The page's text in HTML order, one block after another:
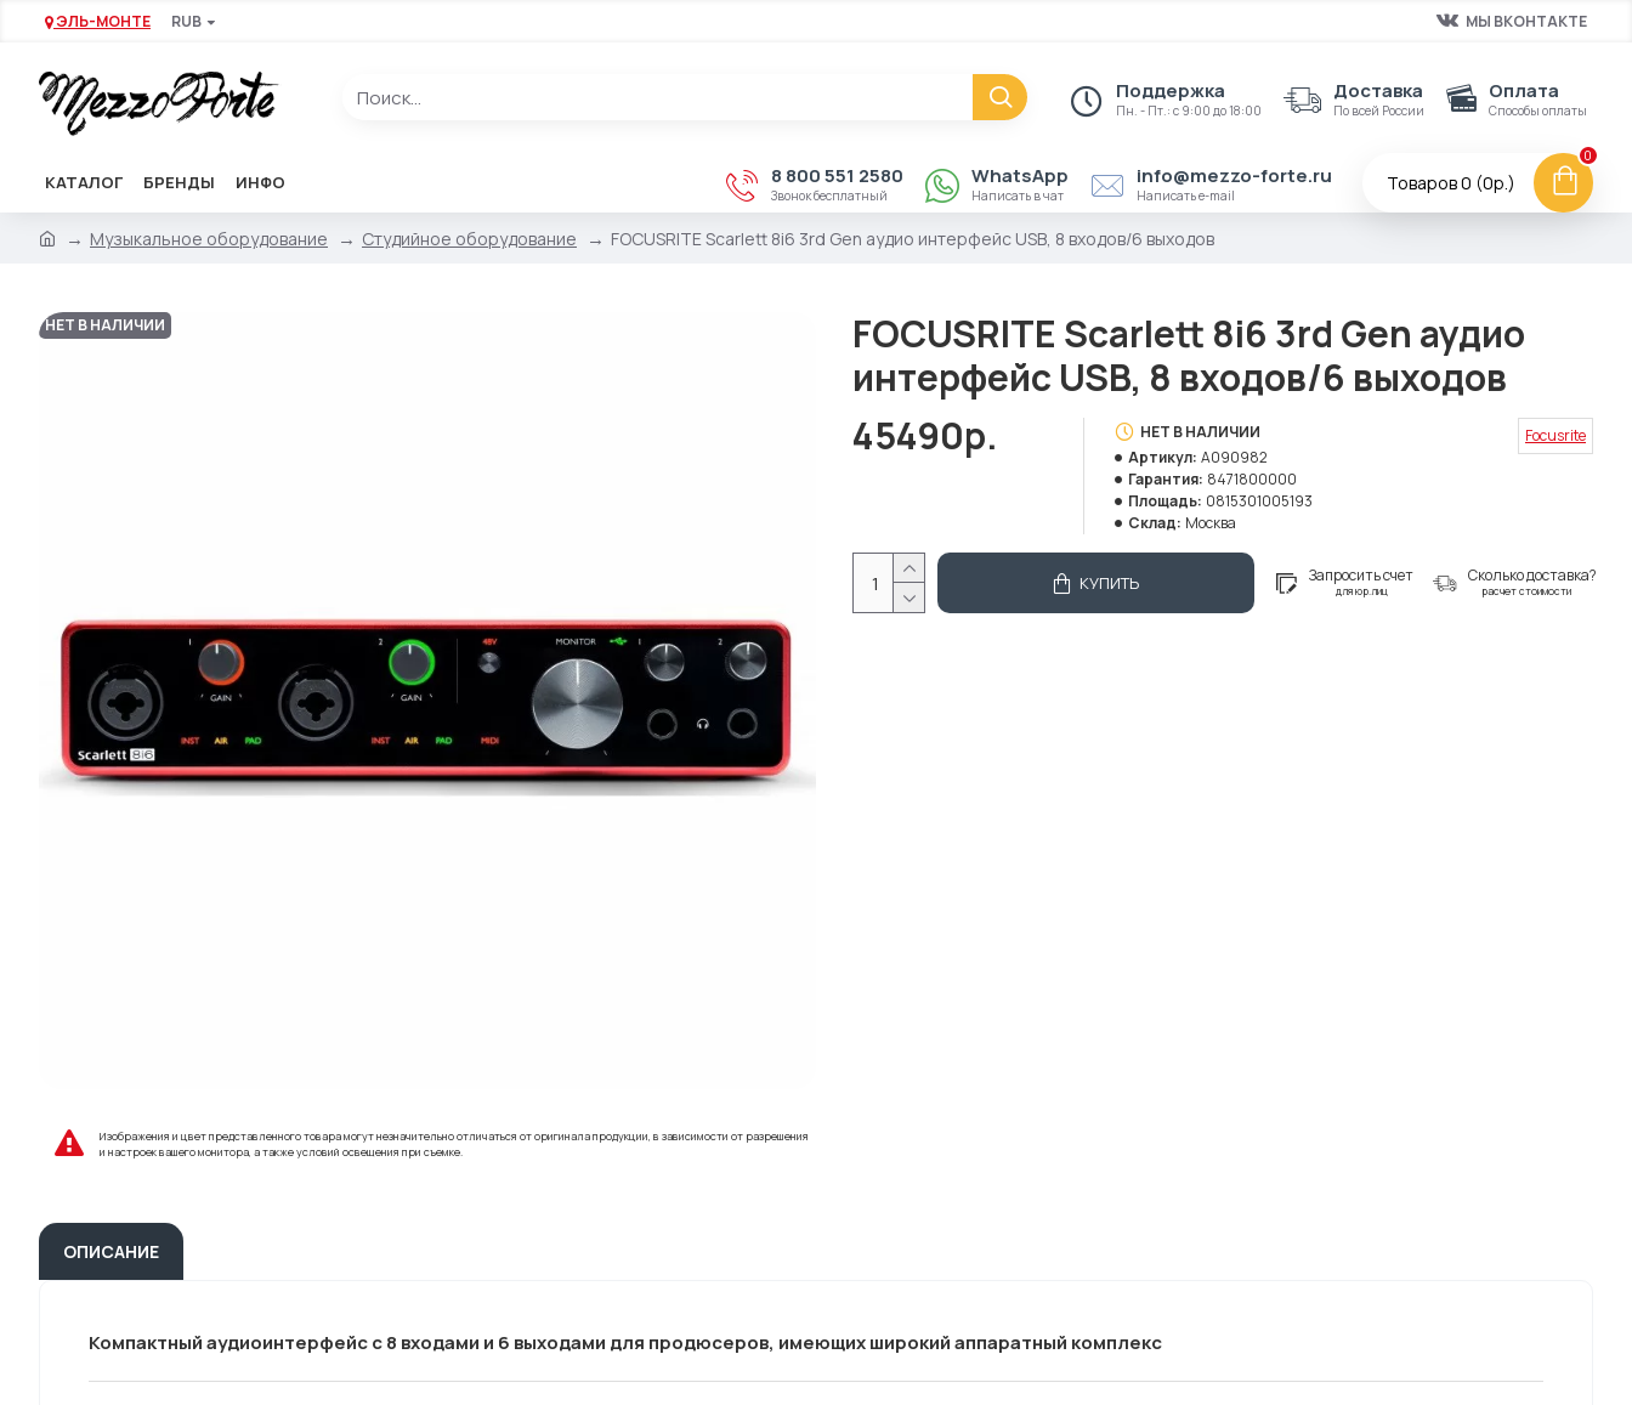
ЭЛЬ-МОНТЕ RUB МЫ ВКОНТАКТЕ
Поддержка
Пн. - Пт.: с 9:00 до 18:00
Доставка
По всей России
Оплата
Способы оплаты
КАТАЛОГ БРЕНДЫ ИНФО 8 800 551 2580
Звонок бесплатный
WhatsApp
Написать в чат
info@mezzo-forte.ru
Написать e-mail
Товаров 0 (0р.)
0
Музыкальное оборудование Студийное оборудование FOCUSRITE Scarlett 8i6 3rd Gen аудио интерфейс USB, 8 входов/6 выходов
НЕТ В НАЛИЧИИ
Изображения и цвет представленного товара могут незначительно отличаться от оригинала продукции, в зависимости от разрешения
и настроек вашего монитора, а также условий освещения при съемке.
FOCUSRITE Scarlett 8i6 3rd Gen аудио
интерфейс USB, 8 входов/6 выходов
45490р.
НЕТ В НАЛИЧИИ
Артикул: A090982
Гарантия: 8471800000
Площадь: 0815301005193
Склад: Москва
Focusrite
КУПИТЬ Запросить счет
для юр.лиц
Сколько доставка?
расчет стоимости
ОПИСАНИЕ
Компактный аудиоинтерфейс с 8 входами и 6 выходами для продюсеров, имеющих широкий аппаратный комплекс